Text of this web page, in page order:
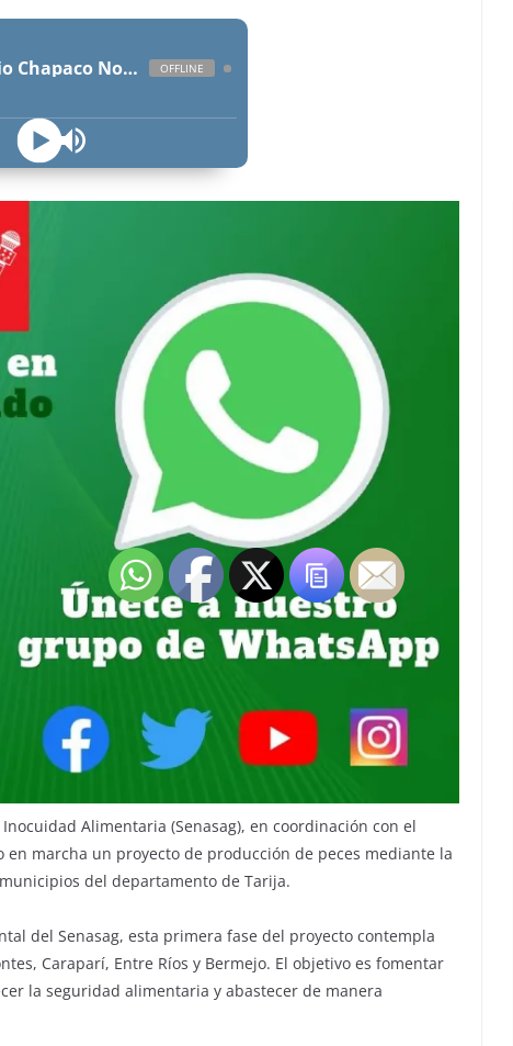
Radio Chapaco Noticias Las 24 horas en vivo OFFLINE
Alimentaria (Senasag), en coordinación con el
en marcha un proyecto de producción de peces mediante la
del departamento de Tarija.
del Senasag, esta primera fase del proyecto contempla
Caraparí, Entre Ríos y Bermejo. El objetivo es fomentar
la seguridad alimentaria y abastecer de manera